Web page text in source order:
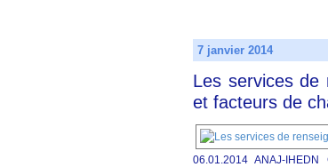
7 janvier 2014
Les services de
et facteurs de
06.01.2014 ANAJ-